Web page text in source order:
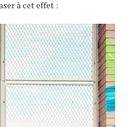
à cet effet :